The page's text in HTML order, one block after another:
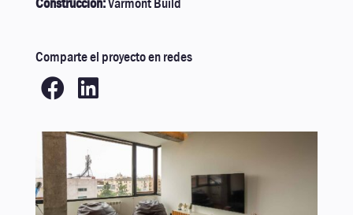
Comparte el proyecto en redes
 